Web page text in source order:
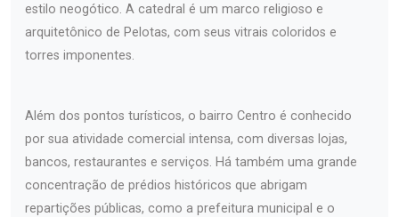
estilo neogótico. A catedral é um marco religioso e
arquitetônico de Pelotas, com seus vitrais coloridos e
torres imponentes.
Além dos pontos turísticos, o bairro Centro é conhecido
por sua atividade comercial intensa, com diversas lojas,
bancos, restaurantes e serviços. Há também uma grande
concentração de prédios históricos que abrigam
repartições públicas, como a prefeitura municipal e o